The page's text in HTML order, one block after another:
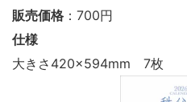
販売価格 ：700円
仕様
大きさ420×594mm 7枚